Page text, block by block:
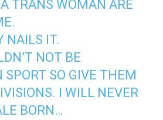
TRANS WOMAN ARE
NAILS IT.
NOT BE
SPORT SO GIVE THEM
I WILL NEVER
BORN…